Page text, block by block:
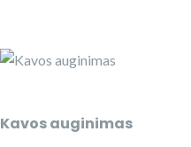
Kavos auginimas